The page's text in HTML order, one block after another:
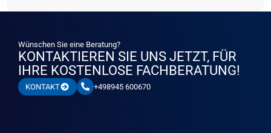
Wünschen Sie eine Beratung?
KONTAKTIEREN SIE UNS JETZT, FÜR
IHRE KOSTENLOSE FACHBERATUNG!
KONTAKT +498945 600670